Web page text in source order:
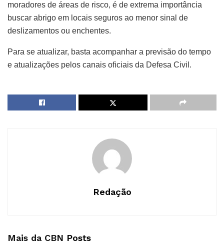
moradores de áreas de risco, é de extrema importância
buscar abrigo em locais seguros ao menor sinal de
deslizamentos ou enchentes.
Para se atualizar, basta acompanhar a previsão do tempo
e atualizações pelos canais oficiais da Defesa Civil.
Redação
Mais da CBN Posts